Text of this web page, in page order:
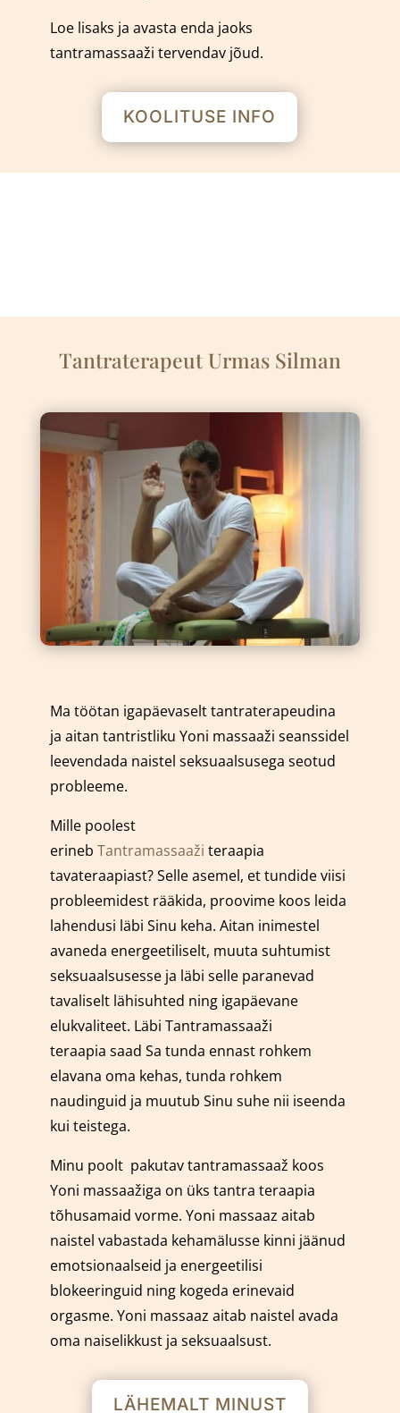
Loe lisaks ja avasta enda jaoks
tantramassaaži tervendav jõud.
KOOLITUSE INFO
Tantraterapeut Urmas Silman
Ma töötan igapäevaselt tantraterapeudina
ja aitan tantristliku Yoni massaaži seanssidel
leevendada naistel seksuaalsusega seotud
probleeme.
Mille poolest
erineb Tantramassaaži teraapia
tavateraapiast? Selle asemel, et tundide viisi
probleemidest rääkida, proovime koos leida
lahendusi läbi Sinu keha. Aitan inimestel
avaneda energeetiliselt, muuta suhtumist
seksuaalsusesse ja läbi selle paranevad
tavaliselt lähisuhted ning igapäevane
elukvaliteet. Läbi Tantramassaaži
teraapia saad Sa tunda ennast rohkem
elavana oma kehas, tunda rohkem
naudinguid ja muutub Sinu suhe nii iseenda
kui teistega.
Minu poolt pakutav tantramassaaž koos
Yoni massaažiga on üks tantra teraapia
tõhusamaid vorme. Yoni massaaz aitab
naistel vabastada kehamälusse kinni jäänud
emotsionaalseid ja energeetilisi
blokeeringuid ning kogeda erinevaid
orgasme. Yoni massaaz aitab naistel avada
oma naiselikkust ja seksuaalsust.
LÄHEMALT MINUST